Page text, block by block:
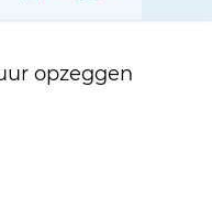
opzeggen